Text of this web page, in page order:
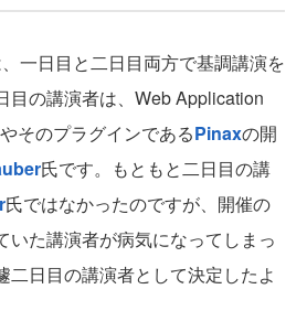
一日目と二日目両方で基調講演を
目の講演者は、Web Application
やそのプラグインであるPinaxの開
氏です。もともと二日目の講
氏ではなかったのですが、開催の
いた講演者が病気になってしまっ
二日目の講演者として決定したよ